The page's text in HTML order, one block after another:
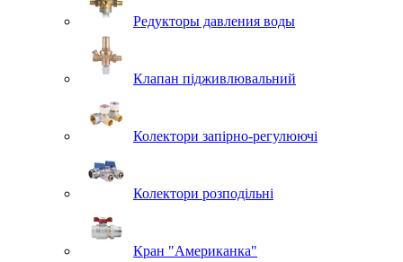
Редукторы давления воды
Клапан підживлювальний
Колектори запірно-регулюючі
Колектори розподільні
Кран "Американка"